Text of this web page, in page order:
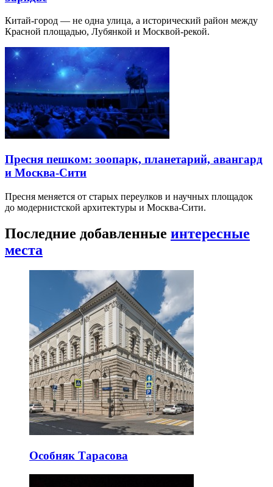
Китай-город — не одна улица, а исторический район между
Красной площадью, Лубянкой и Москвой-рекой.
Пресня пешком: зоопарк, планетарий, авангард
и Москва-Сити
Пресня меняется от старых переулков и научных площадок
до модернистской архитектуры и Москва-Сити.
Последние добавленные интересные
места
Особняк Тарасова